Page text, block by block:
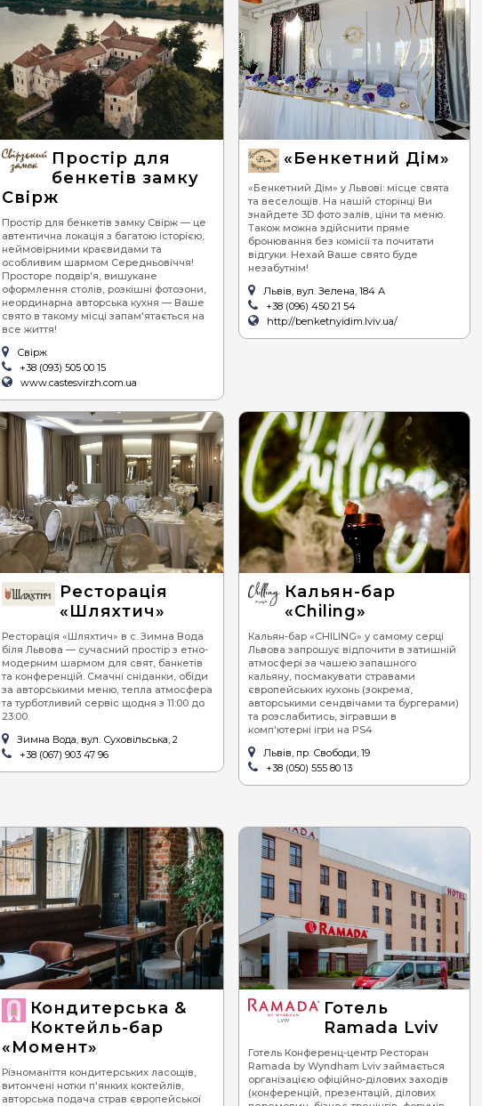
Простір для
бенкетів замку
Свірж
Простір для бенкетів замку Свірж — це
автентична локація з багатою історією,
неймовірними краєвидами та
особливим шармом Середньовіччя!
Просторе подвір'я, вишукане
оформлення столів, розкішні фотозони,
неординарна авторська кухня — Ваше
свято в такому місці запам'ятається на
все життя!
Свірж
+38 (093) 505 00 15
www.castesvirzh.com.ua
«Бенкетний Дім»
«Бенкетний Дім» у Львові: місце свята
та веселощів. На нашій сторінці Ви
знайдете 3D фото залів, ціни та меню.
Також можна здійснити пряме
бронювання без комісії та почитати
відгуки. Нехай Ваше свято буде
незабутнім!
Львів, вул. Зелена, 184 А
+38 (096) 450 21 54
http://benketnyidim.lviv.ua/
Ресторація
«Шляхтич»
Ресторація «Шляхтич» в с. Зимна Вода
біля Львова — сучасний простір з етно-
модерним шармом для свят, банкетів
та конференцій. Смачні сніданки, обіди
за авторськими меню, тепла атмосфера
та турботливий сервіс щодня з 11:00 до
23:00.
Зимна Вода, вул. Суховільська, 2
+38 (067) 903 47 96
Кальян-бар
«Chiling»
Кальян-бар «CHILING» у самому серці
Львова запрошує відпочити в затишній
атмосфері за чашею запашного
кальяну, посмакувати стравами
європейських кухонь (зокрема,
авторськими сендвічами та бургерами)
та розслабитись, зігравши в
комп'ютерні ігри на PS4
Львів, пр. Свободи, 19
+38 (050) 555 80 13
Кондитерська &
Коктейль-бар
«Момент»
Різноманіття кондитерських ласощів,
витончені нотки п'янких коктейлів,
авторська подача страв європейської
Готель
Ramada Lviv
Готель Конференц-центр Ресторан
Ramada by Wyndham Lviv займається
організацією офіційно-ділових заходів
(конференцій, презентацій, ділових